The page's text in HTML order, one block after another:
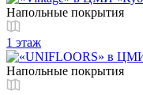
Напольные покрытия
1 этаж
Напольные покрытия